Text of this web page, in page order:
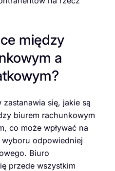
między
a
się, jakie są
biurem rachunkowym
co może wpływać na
odpowiedniej
Biuro
przede wszystkim